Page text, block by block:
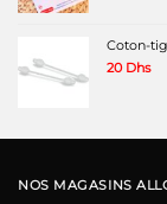
Coton-
20 Dhs
NOS MAGASINS